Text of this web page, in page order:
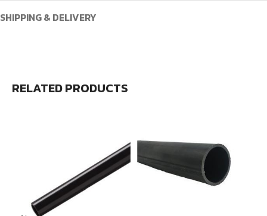
SHIPPING & DELIVERY
RELATED PRODUCTS